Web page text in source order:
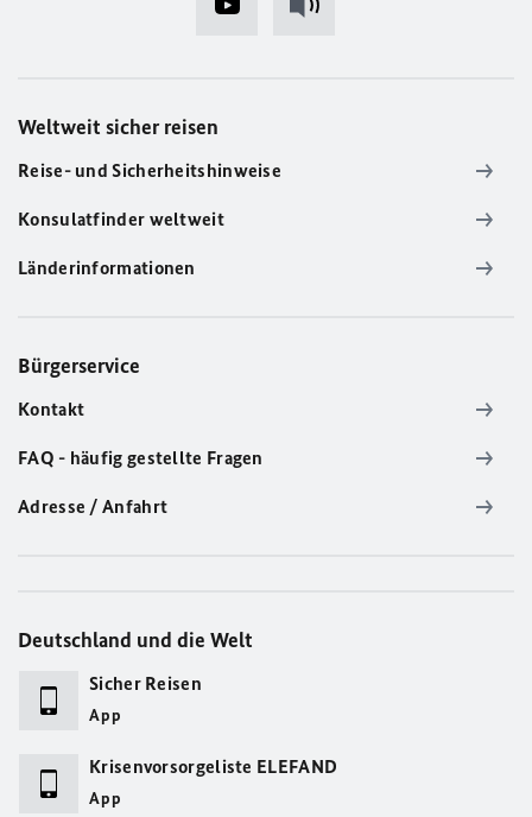
Weltweit sicher reisen
Reise- und Sicherheitshinweise
Konsulatfinder weltweit
Länderinformationen
Bürgerservice
Kontakt
FAQ - häufig gestellte Fragen
Adresse / Anfahrt
Deutschland und die Welt
Sicher Reisen
App
Krisenvorsorgeliste ELEFAND
App